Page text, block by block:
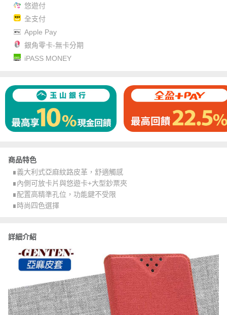
悠遊付
全支付
Apple Pay
銀角零卡-無卡分期
iPASS MONEY
商品特色
∎義大利式亞麻紋路皮革，舒適觸感
∎內側可放卡片與悠遊卡+大型鈔票夾
∎配置高精準孔位，功能鍵不受限
∎時尚四色選擇
詳細介紹